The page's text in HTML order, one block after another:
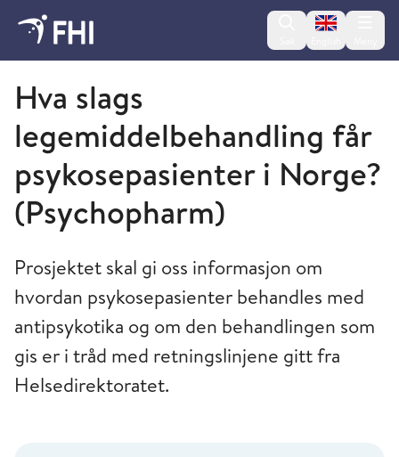
Change
Folkehelseinstituttet
Hva slags
legemiddelbehandling får
psykosepasienter i Norge?
(Psychopharm)
Prosjektet skal gi oss informasjon om
hvordan psykosepasienter behandles med
antipsykotika og om den behandlingen som
gis er i tråd med retningslinjene gitt fra
Helsedirektoratet.